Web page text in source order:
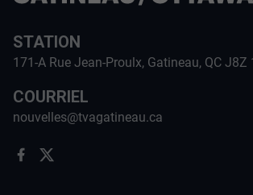
STATION
171-A Rue Jean-Proulx, Gatineau, QC J8Z
COURRIEL
nouvelles@tvagatineau.ca